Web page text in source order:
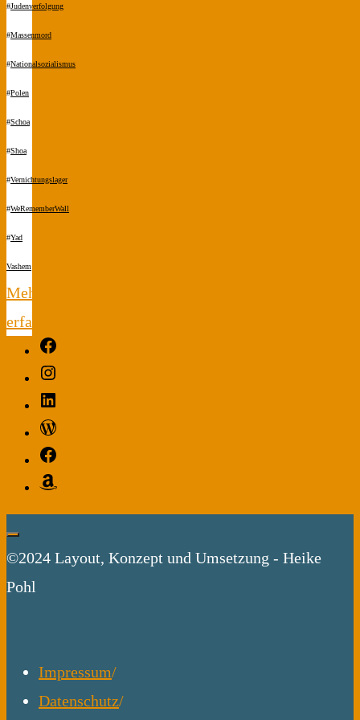
#Judenverfolgung
#Massenmord
#Nationalsozialismus
#Polen
#Schoa
#Shoa
#Vernichtungslager
#WeRememberWall
#Yad
Vashem
Mehr
erfahren
"Henia
Bardach
ein
Kinderschicksal
des
©2024 Layout, Konzept und Umsetzung - Heike
Pohl
Impressum/
Datenschutz/